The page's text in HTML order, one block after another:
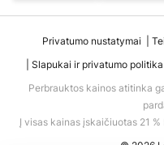
Privatumo nustatymai
Slapukai ir privatumo politika
Perbrauktos kainos atitinka
Į visas kainas įskaičiuotas 21